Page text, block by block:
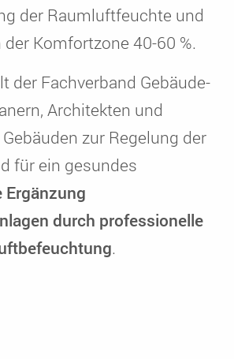
der Raumluftfeuchte und
Komfortzone 40-60 %.
der Fachverband Gebäude-
Architekten und
zur Regelung der
für ein gesundes
Ergänzung
durch professionelle
.